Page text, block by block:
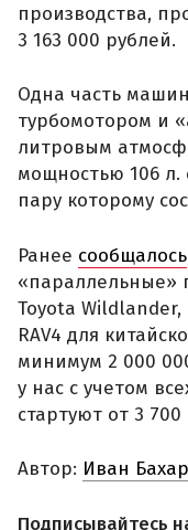
производства,
3 163 000 рублей.
Одна часть
турбомотором и
литровым
мощностью 106
пару которому
Ранее сообщалось
«параллельные»
Toyota
RAV4 для
минимум 2 000
у нас с учетом
стартуют от 3
Автор: Иван
Подписывайтесь